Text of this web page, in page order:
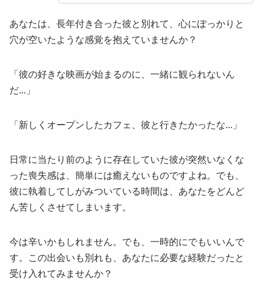
あなたは、長年付き合った彼と別れて、心にぽっかりと
穴が空いたような感覚を抱えていませんか？
「彼の好きな映画が始まるのに、一緒に観られないん
だ...」
「新しくオープンしたカフェ、彼と行きたかったな...」
日常に当たり前のように存在していた彼が突然いなくな
った喪失感は、簡単には癒えないものですよね。でも、
彼に執着してしがみついている時間は、あなたをどんど
ん苦しくさせてしまいます。
今は辛いかもしれません。でも、一時的にでもいいんで
す。この出会いも別れも、あなたに必要な経験だったと
受け入れてみませんか？